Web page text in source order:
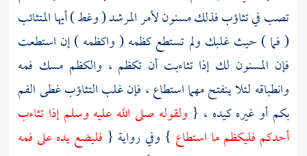
تصب في تثاؤب فذلك مسنون لأمر المرشد ( وغط ) أيها المتثائب
( فما ) حيث غلبك ولم تستطع كظمه ( واكظمه ) إن استطعت
فإن المسنون لك إذا تثاءبت أن تكظم ، والكظم مسك فمه
وانطباقه لئلا ينفتح مهما استطاع ، فإن غلب التثاؤب غطى الفم
بكم أو غيره كيده ، { ولقوله صلى الله عليه وسلم إذا تثاءب
أحدكم فليكظم ما استطاع } وفي رواية { فليضع يده على فمه